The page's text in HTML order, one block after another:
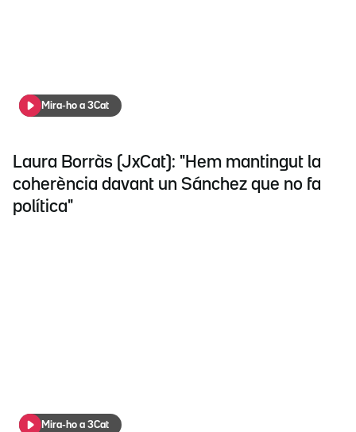
Mira-ho a 3Cat
Laura Borràs (JxCat): "Hem mantingut la
coherència davant un Sánchez que no fa
política"
Mira-ho a 3Cat